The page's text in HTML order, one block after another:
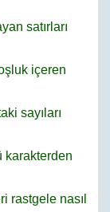
satırları
içeren
sayıları
karakterden
rastgele nasıl